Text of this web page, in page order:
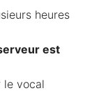
heures
est
le vocal